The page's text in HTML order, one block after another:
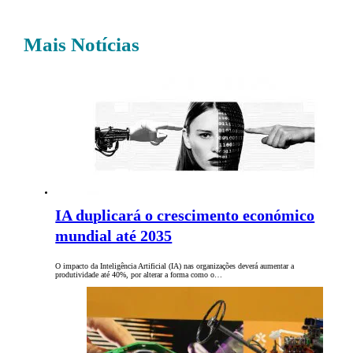
Mais Notícias
IA duplicará o crescimento económico
mundial até 2035
O impacto da Inteligência Artificial (IA) nas organizações deverá aumentar a
produtividade até 40%, por alterar a forma como o…